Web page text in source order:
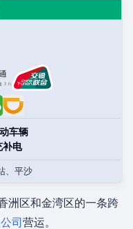
车辆
补电
、平沙
洲区和金湾区的一条跨
司 营运。